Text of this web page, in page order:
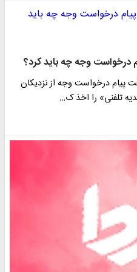
وجه چه باید کرد؟
پیام درخواست وجه از نزدیکان
تلفنی» را اخذ ک…